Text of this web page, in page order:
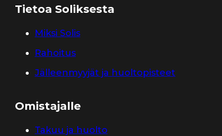
Tietoa Soliksesta
Miksi Solis
Rahoitus
Jälleenmyyjät ja huoltopisteet
Omistajalle
Takuu ja huolto